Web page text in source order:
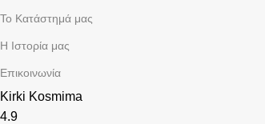
Το Κατάστημά μας
Η Ιστορία μας
Επικοινωνία
Kirki Kosmima
4.9